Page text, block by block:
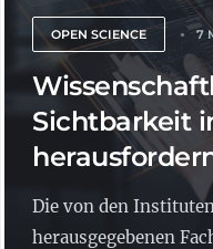
OPEN SCIENCE 7
Sichtbarkeit
Die von den
herausgegebenen